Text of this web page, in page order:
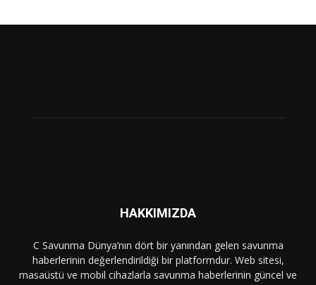
HAKKIMIZDA
C Savunma Dünya’nın dört bir yanından gelen savunma
haberlerinin değerlendirildiği bir platformdur. Web sitesi,
masaüstü ve mobil cihazlarla savunma haberlerinin güncel ve